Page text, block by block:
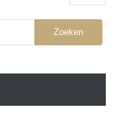
Zoeken